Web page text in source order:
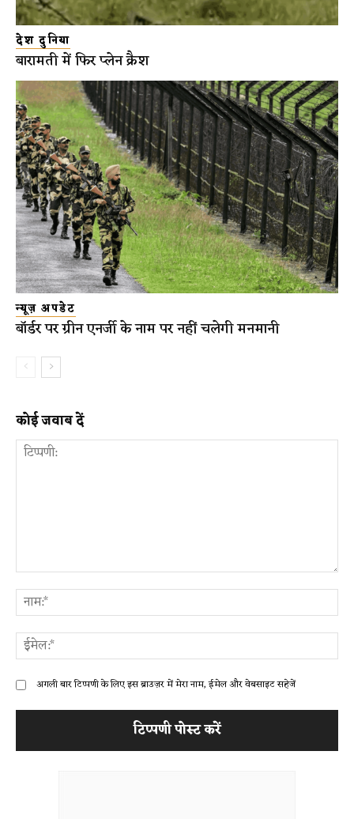
देश दुनिया
बारामती में फिर प्लेन क्रैश
न्यूज़ अपडेट
बॉर्डर पर ग्रीन एनर्जी के नाम पर नहीं चलेगी मनमानी
कोई जवाब दें
अगली बार टिप्पणी के लिए इस ब्राउज़र में मेरा नाम, ईमेल और वेबसाइट सहेजें